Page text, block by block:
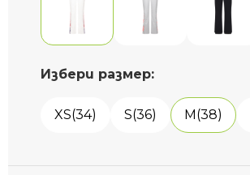
Избери размер:
XS(34) S(36) M(38)